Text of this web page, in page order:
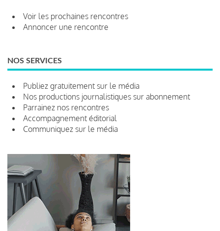
Voir les prochaines rencontres
Annoncer une rencontre
NOS SERVICES
Publiez gratuitement sur le média
Nos productions journalistiques sur abonnement
Parrainez nos rencontres
Accompagnement éditorial
Communiquez sur le média